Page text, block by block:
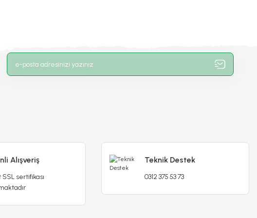
Alışveriş
SSL sertifikası
Teknik Destek
0312 375 53 73